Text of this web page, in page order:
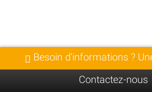
Besoin d'informations ?
Contactez-nous